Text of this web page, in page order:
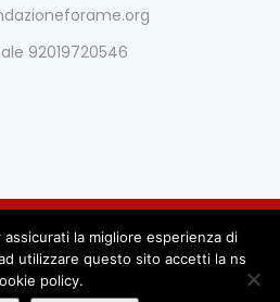
92019720546
e Franca Rame ETS | All rights
reserved.
la migliore esperienza di
utilizzare questo sito accetti la ns
policy.